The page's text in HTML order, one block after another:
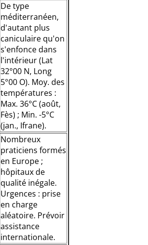
De type
méditerranéen,
d'autant plus
caniculaire qu'on
s'enfonce dans
l'intérieur (Lat
32°00 N, Long
5°00 O). Moy. des
températures :
Max. 36°C (août,
Fès) ; Min. -5°C
(jan., Ifrane).
Nombreux
praticiens formés
en Europe ;
hôpitaux de
qualité inégale.
Urgences : prise
en charge
aléatoire. Prévoir
assistance
internationale.